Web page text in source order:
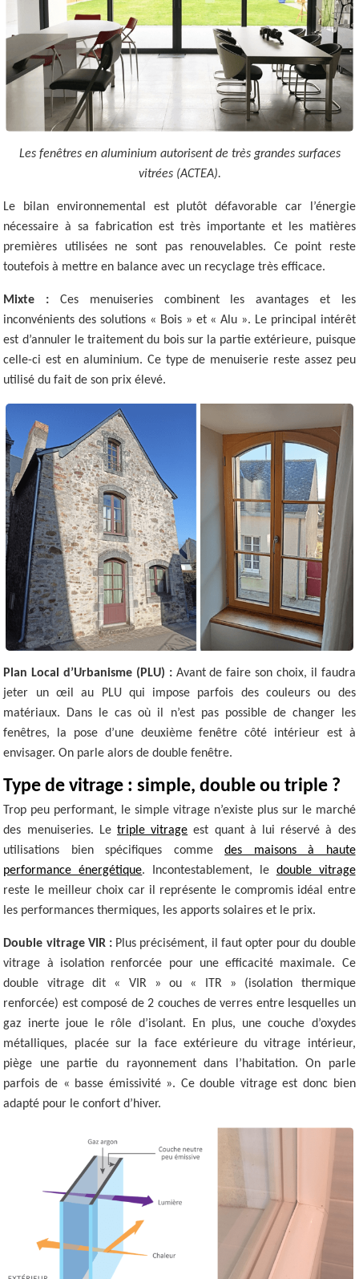
Les fenêtres en aluminium autorisent de très grandes surfaces
vitrées (ACTEA).
Le bilan environnemental est plutôt défavorable car l’énergie
nécessaire à sa fabrication est très importante et les matières
premières utilisées ne sont pas renouvelables. Ce point reste
toutefois à mettre en balance avec un recyclage très efficace.
Mixte : Ces menuiseries combinent les avantages et les
inconvénients des solutions « Bois » et « Alu ». Le principal intérêt
est d’annuler le traitement du bois sur la partie extérieure, puisque
celle-ci est en aluminium. Ce type de menuiserie reste assez peu
utilisé du fait de son prix élevé.
Plan Local d’Urbanisme (PLU) :Avant de faire son choix, il faudra
jeter un œil au PLU qui impose parfois des couleurs ou des
matériaux. Dans le cas où il n’est pas possible de changer les
fenêtres, la pose d’une deuxième fenêtre côté intérieur est à
envisager. On parle alors de double fenêtre.
Type de vitrage : simple, double ou triple ?
Trop peu performant, le simple vitrage n’existe plus sur le marché
des menuiseries. Letriple vitrage est quant à lui réservé à des
utilisations bien spécifiques commedes maisons à haute
performance énergétique. Incontestablement, le double vitrage
reste le meilleur choix car il représente le compromis idéal entre
les performances thermiques, les apports solaires et le prix.
Double vitrage VIR : Plus précisément, il faut opter pour du double
vitrage à isolation renforcée pour une efficacité maximale. Ce
double vitrage dit « VIR » ou « ITR » (isolation thermique
renforcée) est composé de 2 couches de verres entre lesquelles un
gaz inerte joue le rôle d’isolant. En plus, une couche d’oxydes
métalliques, placée sur la face extérieure du vitrage intérieur,
piège une partie du rayonnement dans l’habitation. On parle
parfois de « basse émissivité ». Ce double vitrage est donc bien
adapté pour le confort d’hiver.